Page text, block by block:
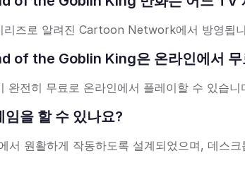
즈로 알려진 Cartoon Network에서 방영됩
the Goblin King은 온라인에서 무
완전히 무료로 온라인에서 플레이할 수 있습니
을 할 수 있나요?
서 원활하게 작동하도록 설계되었으며, 데스